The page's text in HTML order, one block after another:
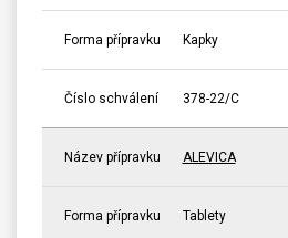
Forma přípravku Kapky
Číslo schválení 378-22/C
Název přípravku ALEVICA
Forma přípravku Tablety